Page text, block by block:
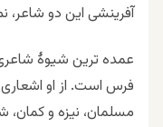
آفرینشی این دو شاعر،
عمده ترین شیوۀ
فرس است. از او
مسلمان، نیزه و